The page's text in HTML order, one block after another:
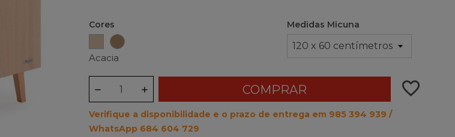
Cores
AcaciaCarvalho
Acacia
Medidas Micuna
COMPRAR favorite_border
Verifique a disponibilidade e o prazo de entrega em 985 394 939 /
WhatsApp 684 604 729